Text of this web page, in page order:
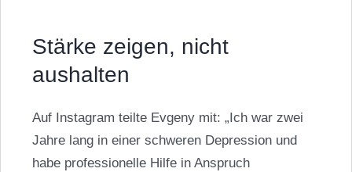
Stärke zeigen, nicht
aushalten
Auf Instagram teilte Evgeny mit: „Ich war zwei
Jahre lang in einer schweren Depression und
habe professionelle Hilfe in Anspruch